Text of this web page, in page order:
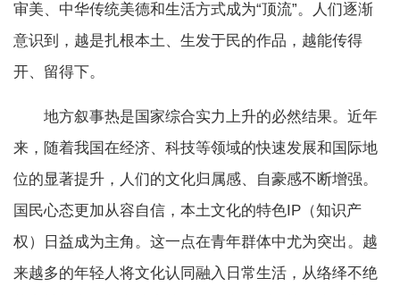
审美、中华传统美德和生活方式成为“顶流”。人们逐渐
意识到，越是扎根本土、生发于民的作品，越能传得
开、留得下。
地方叙事热是国家综合实力上升的必然结果。近年
来，随着我国在经济、科技等领域的快速发展和国际地
位的显著提升，人们的文化归属感、自豪感不断增强。
国民心态更加从容自信，本土文化的特色IP（知识产
权）日益成为主角。这一点在青年群体中尤为突出。越
来越多的年轻人将文化认同融入日常生活，从络绎不绝